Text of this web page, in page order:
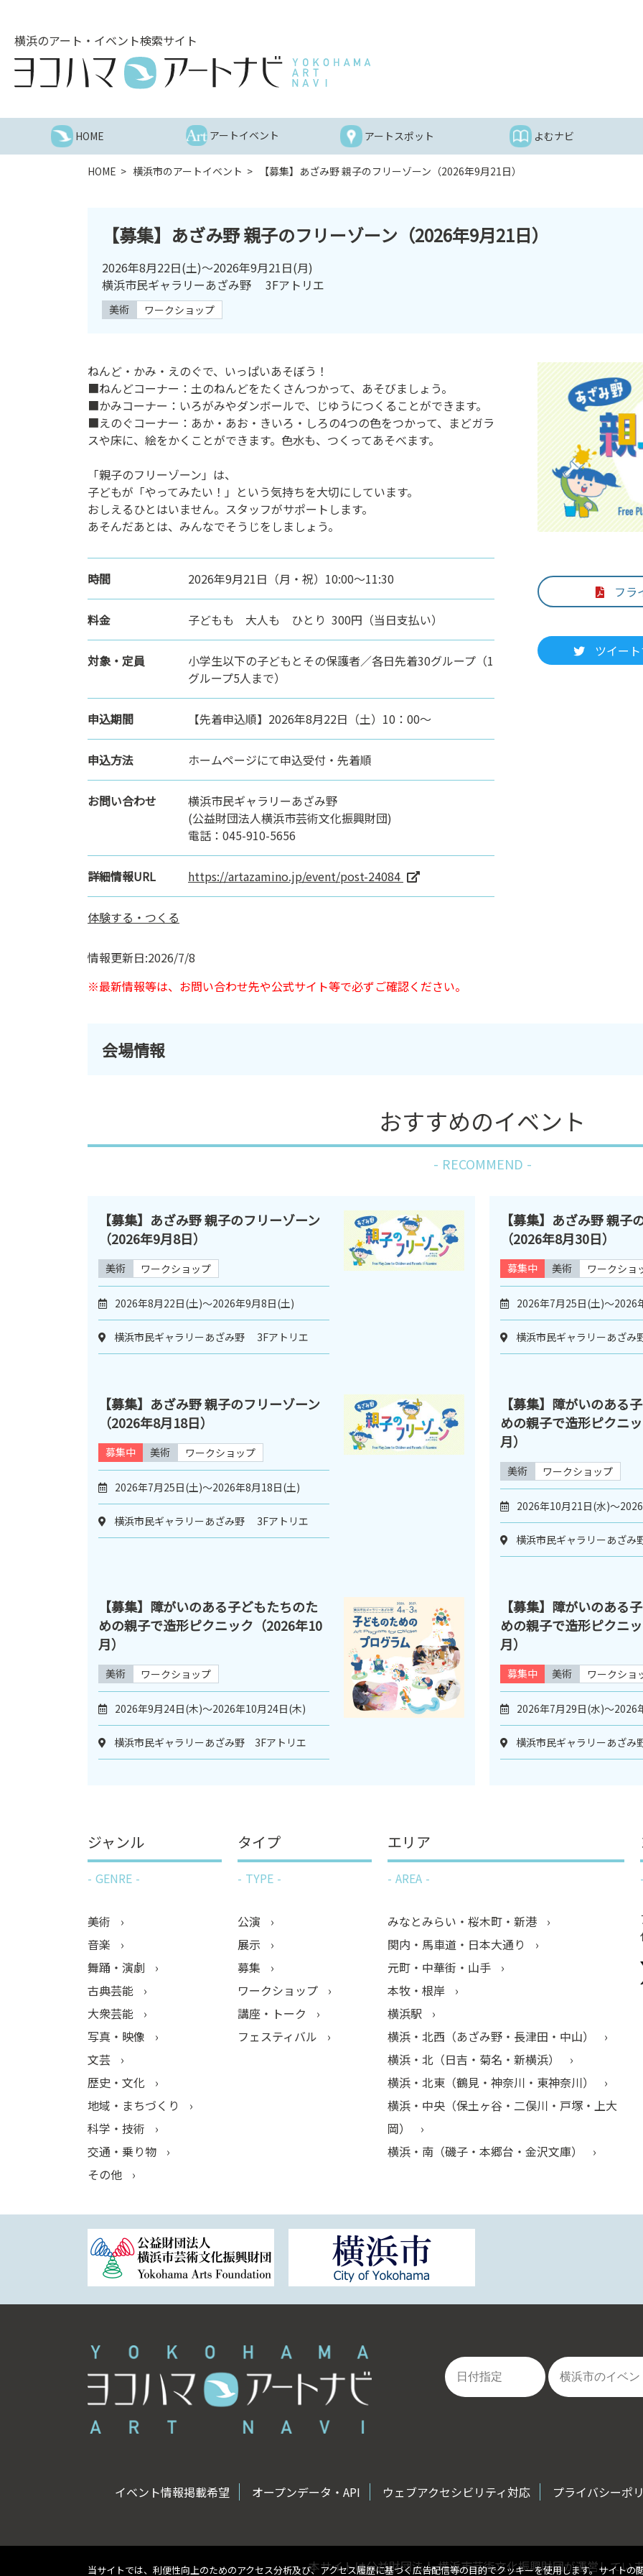
横浜のアート・イベント検索サイト
HOME アートイベント アートスポット よむナビ
HOME 横浜市のアートイベント 【募集】あざみ野 親子のフリーゾーン（2026年9月21日）
【募集】あざみ野 親子のフリーゾーン（2026年9月21日）
2026年8月22日(土)～2026年9月21日(月)
横浜市民ギャラリーあざみ野 3Fアトリエ
美術 ワークショップ
フラ
ツイー
ねんど・かみ・えのぐで、いっぱいあそぼう！
■ねんどコーナー：土のねんどをたくさんつかって、あそびましょう。
■かみコーナー：いろがみやダンボールで、じゆうにつくることができます。
■えのぐコーナー：あか・あお・きいろ・しろの4つの色をつかって、まどガラ
スや床に、絵をかくことができます。色水も、つくってあそべます。
「親子のフリーゾーン」は、
子どもが「やってみたい！」という気持ちを大切にしています。
おしえるひとはいません。スタッフがサポートします。
あそんだあとは、みんなでそうじをしましょう。
時間 2026年9月21日（月・祝）10:00～11:30
料金 子どもも 大人も ひとり 300円（当日支払い）
対象・定員
小学生以下の子どもとその保護者／各日先着30グループ（1
グループ5人まで）
申込期間 【先着申込順】2026年8月22日（土）10：00～
申込方法 ホームページにて申込受付・先着順
お問い合わせ
横浜市民ギャラリーあざみ野
(公益財団法人横浜市芸術文化振興財団)
電話：045-910-5656
詳細情報URL https://artazamino.jp/event/post-24084
体験する・つくる
情報更新日:2026/7/8
※最新情報等は、お問い合わせ先や公式サイト等で必ずご確認ください。
会場情報
おすすめのイベント
RECOMMEND
【募集】あざみ野 親子のフリーゾーン
（2026年9月8日）
美術 ワークショップ
2026年8月22日(土)～2026年9月8日(土)
横浜市民ギャラリーあざみ野 3Fアトリエ
【募集】あざみ野 親子
（2026年8月30日）
募集中 美術 ワークショ
2026年7月25日(土)～2026
横浜市民ギャラリーあざ
【募集】あざみ野 親子のフリーゾーン
（2026年8月18日）
募集中 美術 ワークショップ
2026年7月25日(土)～2026年8月18日(土)
横浜市民ギャラリーあざみ野 3Fアトリエ
【募集】障がいのある
めの親子で造形ピクニ
月）
美術 ワークショップ
2026年10月21日(水)～
横浜市民ギャラリーあざ
【募集】障がいのある子どもたちのた
めの親子で造形ピクニック（2026年10
月）
美術 ワークショップ
2026年9月24日(木)～2026年10月24日(木)
横浜市民ギャラリーあざみ野 3Fアトリエ
【募集】障がいのある
めの親子で造形ピクニ
月）
募集中 美術 ワークショ
2026年7月29日(水)～2026
横浜市民ギャラリーあざ
ジャンル
GENRE
美術
音楽
舞踊・演劇
古典芸能
大衆芸能
写真・映像
文芸
歴史・文化
地域・まちづくり
科学・技術
交通・乗り物
その他
タイプ
TYPE
公演
展示
募集
ワークショップ
講座・トーク
フェスティバル
エリア
AREA
みなとみらい・桜木町・新港
関内・馬車道・日本大通り
元町・中華街・山手
本牧・根岸
横浜駅
横浜・北西（あざみ野・長津田・中山）
横浜・北（日吉・菊名・新横浜）
横浜・北東（鶴見・神奈川・東神奈川）
横浜・中央（保土ヶ谷・二俣川・戸塚・上大
岡）
横浜・南（磯子・本郷台・金沢文庫）
当サイトでは、利便性向上のためのアクセス分析及び、アクセス履歴に基づく広告配信等の目的でクッキーを使用します。サイトの
イベント情報掲載希望 オープンデータ・API ウェブアクセシビリティ対応 プライバシーポ
本サイトは公益財団法人 横浜市芸術文化振興財団が運営してい